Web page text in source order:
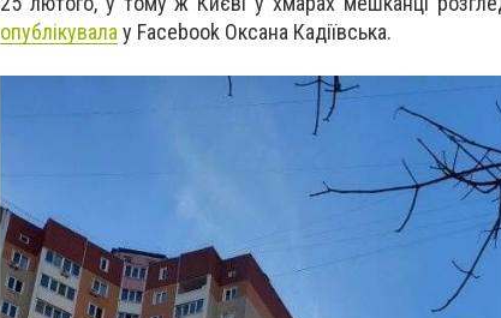
опублікувала у Facebook Оксана Кадіївська.